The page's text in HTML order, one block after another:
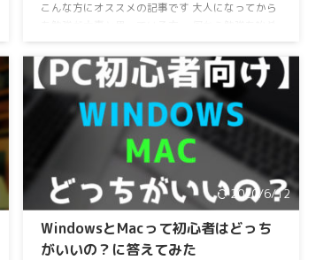
こんな方にオススメの記事です 大人になってから
で、ススメ方の参考が欲しい人。 読了目安：８分
社会人になってからの勉強って、ほんとにメリッ
トのかたまりですよね。 学校と違って興味がな
いものを勉強させられるわけではなく、仕事だっ
たり趣味だったり自分の作業に直接、しかもすぐ
に良い影響が出るのも嬉しいところ。 この記事
の読者さんは勉強したいけど「何から勉強しよう
かな？」と悩んでる方が多いと思いま ...
2020/6/12
WindowsとMacって初心者はどっち
がいいの？に答えてみた